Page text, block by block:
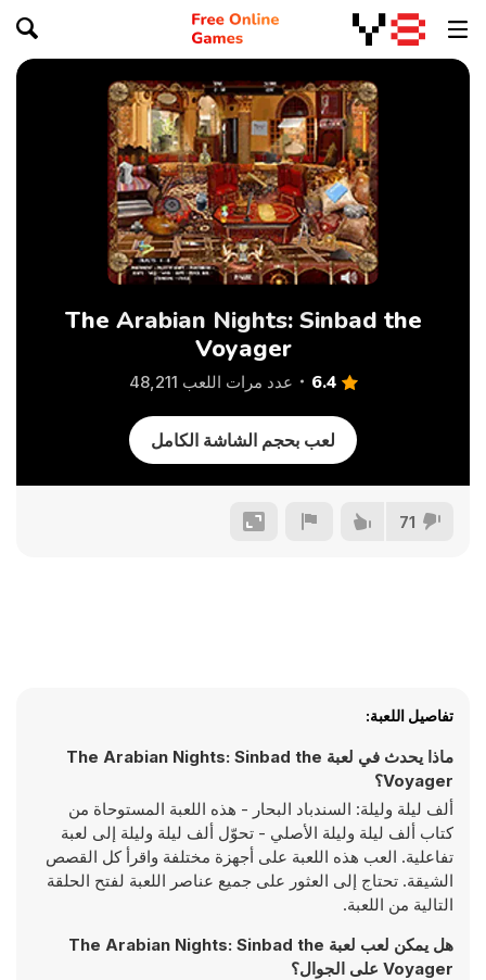
The Arabian Nights: Sinbad the
Voyager
6.4 عدد مرات اللعب 48,211
لعب بحجم الشاشة الكامل
71
تفاصيل اللعبة:
ماذا يحدث في لعبة The Arabian Nights: Sinbad the
Voyager؟
ألف ليلة وليلة: السندباد البحار - هذه اللعبة المستوحاة من
كتاب ألف ليلة وليلة الأصلي - تحوّل ألف ليلة وليلة إلى لعبة
تفاعلية. العب هذه اللعبة على أجهزة مختلفة واقرأ كل القصص
الشيقة. تحتاج إلى العثور على جميع عناصر اللعبة لفتح الحلقة
التالية من اللعبة.
هل يمكن لعب لعبة The Arabian Nights: Sinbad the
Voyager على الجوال؟